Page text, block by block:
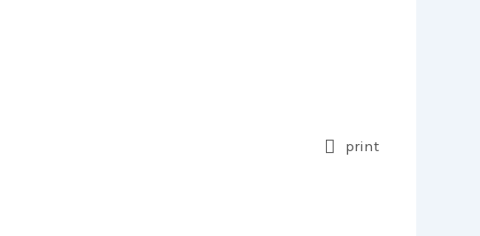
print